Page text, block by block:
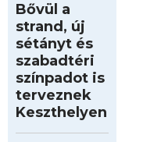
Bővül a
strand, új
sétányt és
szabadtéri
színpadot is
terveznek
Keszthelyen